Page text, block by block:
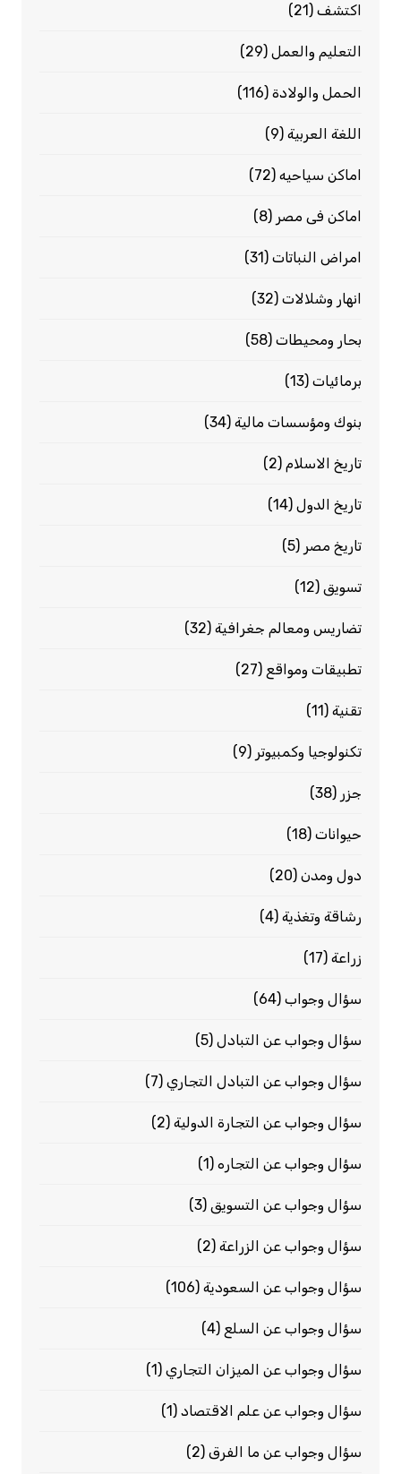
اكتشف(21)
التعليم والعمل(29)
الحمل والولادة(116)
اللغة العربية(9)
اماكن سياحيه(72)
اماكن فى مصر (8)
امراض النباتات(31)
انهار وشلالات(32)
بحار ومحيطات(58)
برمائيات(13)
بنوك ومؤسسات مالية(34)
تاريخ الاسلام (2)
تاريخ الدول(14)
تاريخ مصر (5)
تسويق (12)
تضاريس ومعالم جغرافية(32)
تطبيقات ومواقع (27)
تقنية(11)
تكنولوجيا وكمبيوتر (9)
جزر (38)
حيوانات(18)
دول ومدن(20)
رشاقة وتغذية(4)
زراعة(17)
سؤال وجواب(64)
سؤال وجواب عن التبادل(5)
سؤال وجواب عن التبادل التجاري(7)
سؤال وجواب عن التجارة الدولية(2)
سؤال وجواب عن التجاره(1)
سؤال وجواب عن التسويق (3)
سؤال وجواب عن الزراعة(2)
سؤال وجواب عن السعودية(106)
سؤال وجواب عن السلع (4)
سؤال وجواب عن الميزان التجاري(1)
سؤال وجواب عن علم الاقتصاد(1)
سؤال وجواب عن ما الفرق(2)